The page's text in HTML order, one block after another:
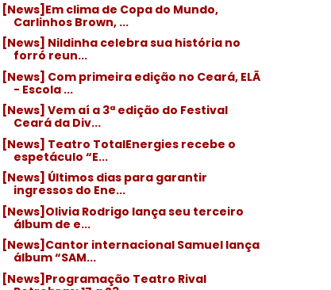
[News]Em clima de Copa do Mundo,
Carlinhos Brown, ...
[News] Nildinha celebra sua história no
forró reun...
[News] Com primeira edição no Ceará, ELÃ
- Escola ...
[News] Vem aí a 3ª edição do Festival
Ceará da Div...
[News] Teatro TotalEnergies recebe o
espetáculo “E...
[News] Últimos dias para garantir
ingressos do Ene...
[News]Olivia Rodrigo lança seu terceiro
álbum de e...
[News]Cantor internacional Samuel lança
álbum “SAM...
[News]Programação Teatro Rival